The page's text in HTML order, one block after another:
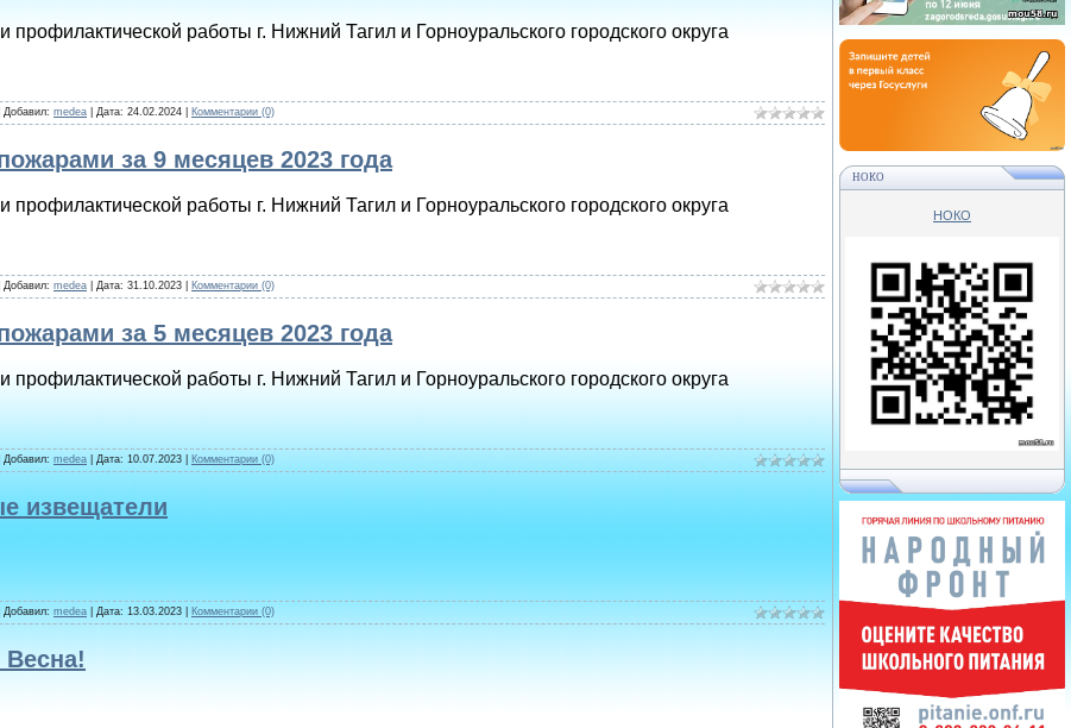
профилактической работы г. Нижний Тагил и Горноуральского городского округа
Добавил: medea | Дата: 24.02.2024 Комментарии (0)
за 9 месяцев 2023 года
профилактической работы г. Нижний Тагил и Горноуральского городского округа
Добавил: medea | Дата: 31.10.2023 Комментарии (0)
за 5 месяцев 2023 года
профилактической работы г. Нижний Тагил и Горноуральского городского округа
Добавил: medea | Дата: 10.07.2023 Комментарии (0)
извещатели
Добавил: medea | Дата: 13.03.2023 Комментарии (0)
НОКО
НОКО